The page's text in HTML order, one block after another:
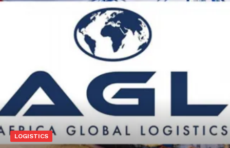
LOGISTICS